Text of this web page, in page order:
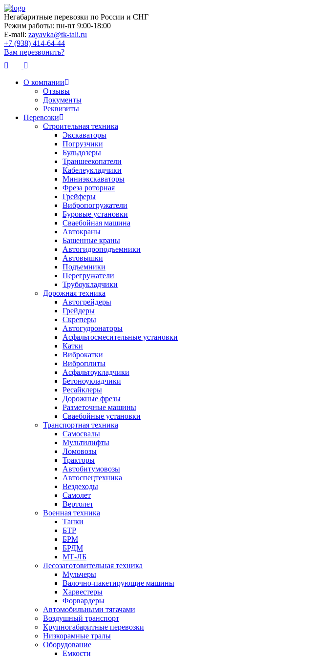
Негабаритные перевозки по России и СНГ
Режим работы: пн-пт 9:00-18:00
E-mail: zayavka@tk-tali.ru
+7 (938) 414-64-44
Вам перезвонить?
О компании
Отзывы
Документы
Реквизиты
Перевозки
Строительная техника
Экскаваторы
Погрузчики
Бульдозеры
Траншеекопатели
Кабелеукладчики
Миниэкскаваторы
Фреза роторная
Грейферы
Вибропогружатели
Буровые установки
Сваебойная машина
Автокраны
Башенные краны
Автогидроподъемники
Автовышки
Подъемники
Перегружатели
Трубоукладчики
Дорожная техника
Автогрейдеры
Грейдеры
Скреперы
Автогудронаторы
Асфальтосмесительные установки
Катки
Виброкатки
Виброплиты
Асфальтоукладчики
Бетоноукладчики
Ресайклеры
Дорожные фрезы
Разметочные машины
Сваебойные установки
Транспортная техника
Самосвалы
Мультилифты
Ломовозы
Тракторы
Автобитумовозы
Автоспецтехника
Вездеходы
Самолет
Вертолет
Военная техника
Танки
БТР
БРМ
БРДМ
МТ-ЛБ
Лесозаготовительная техника
Мульчеры
Валочно-пакетирующие машины
Харвестеры
Форвардеры
Автомобильными тягачами
Воздушный транспорт
Крупногабаритные перевозки
Низкорамные тралы
Оборудование
Емкости